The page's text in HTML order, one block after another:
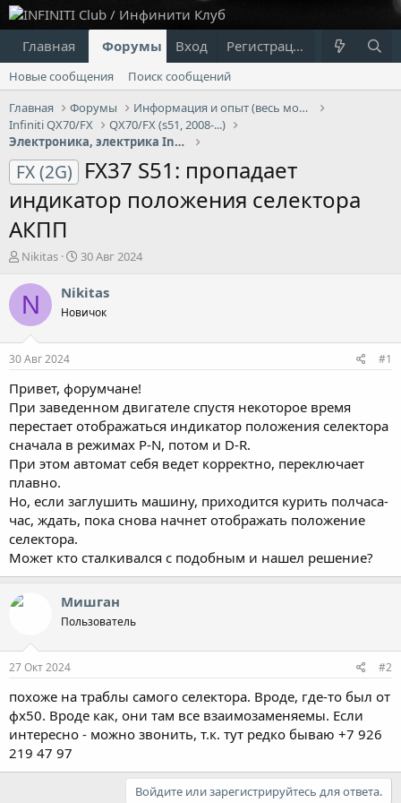
Главная Форумы Что нового?
Вход Регистрация
Новые сообщения
Поиск сообщений
Главная
Форумы
Информация и опыт (весь модельный ряд Infiniti)
Infiniti QX70/FX
QX70/FX (s51, 2008-...)
Электроника, электрика Infiniti QX70/FX
FX (2G) FX37 S51: пропадает
индикатор положения селектора
АКПП
А
т
о
р
е
м
ы
Nikitas
Д
т
н
л
а
30 Авг 2024
N Nikitas
Новичок
30 Авг 2024 #1
Привет, форумчане!
При заведенном двигателе спустя некоторое время
перестает отображаться индикатор положения селектора
сначала в режимах P-N, потом и D-R.
При этом автомат себя ведет корректно, переключает
плавно.
Но, если заглушить машину, приходится курить полчаса-
час, ждать, пока снова начнет отображать положение
селектора.
Может кто сталкивался с подобным и нашел решение?
Мишган
Пользователь
27 Окт 2024 #2
похоже на траблы самого селектора. Вроде, где-то был от
фх50. Вроде как, они там все взаимозаменяемы. Если
интересно - можно звонить, т.к. тут редко бываю +7 926
219 47 97
Войдите или зарегистрируйтесь для ответа.